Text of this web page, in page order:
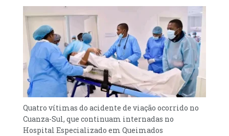
Ao intervir no encontro, o embaixador
António Luvualu de Carvalho agradeceu a
participação dos compatriotas e assegurou
que os serviços da Embaixada estão
disponíveis para atender às necessidades da
comunidade angolana residente na
Austrália.
Quatro vítimas do acidente de viação ocorrido no
Cuanza-Sul, que continuam internadas no
Hospital Especializado em Queimados